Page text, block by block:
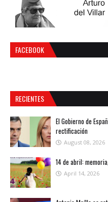
FACEBOOK
RECIENTES
El Gobierno de
rectificación
August 08, 2026
14 de abril:
April 14, 2026